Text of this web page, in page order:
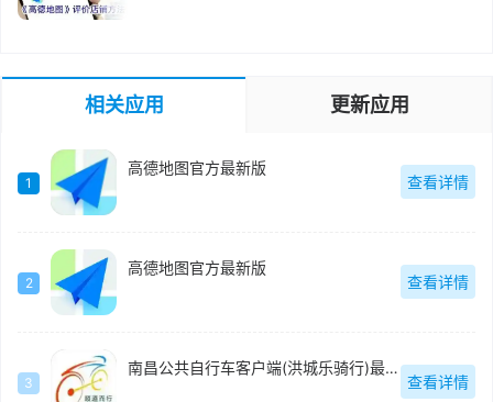
相关应用 更新应用
1
高德地图官方最新版
查看详情
2
高德地图官方最新版
查看详情
3
南昌公共自行车客户端(洪城乐骑行)最新版
查看详情